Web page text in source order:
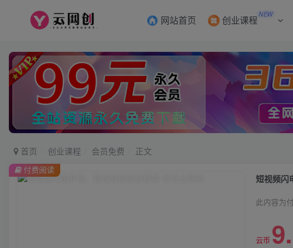
网站首页 创业课程 NEW
首页 创业课程 会员免费 正文
短视频闪
此内容为
云币
付费阅读